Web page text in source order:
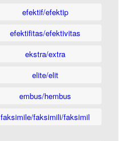
efektif/efektip
efektifitas/efektivitas
ekstra/extra
elite/elit
embus/hembus
faksimile/faksimili/faksimil